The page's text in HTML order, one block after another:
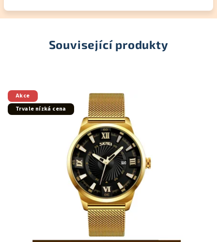
Související produkty
Akce
Trvale nízká cena